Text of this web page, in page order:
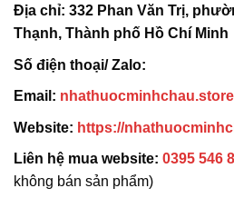
Địa chỉ: 332 Phan Văn Trị,
Thạnh, Thành phố Hồ Chí Minh
Số điện thoại/ Zalo:
Email:
Website: https://
Liên hệ mua website: 0395 546
không bán sản phẩm)